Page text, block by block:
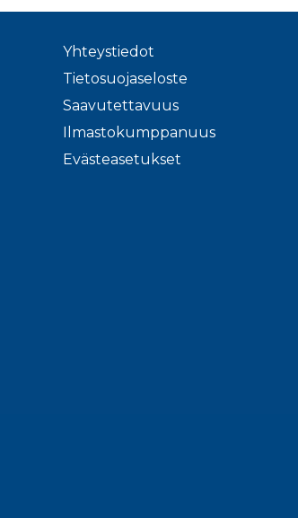
Yhteystiedot
Tietosuojaseloste
Saavutettavuus
Ilmastokumppanuus
Evästeasetukset